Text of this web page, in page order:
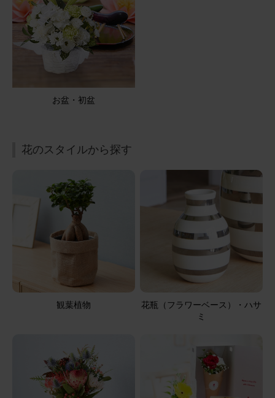
写真で見るよりボリュームもあり満足です。
アレンジメント(黄色) Mサイズ
50代
お誕生日のプレゼントに、色指定でお願いしました。１２
月のお誕生日に、クリスマスカラーも添えていただき、季
節感のある素敵なアレンジ。お相手にも喜んでいただき良
かったです。
アレンジメント(黄)Sサイズ Happy Birthdayバルーン付き
2025/08/21
自宅用
2025/08/12
お盆・初盆
花のスタイルから探す
観葉植物
花瓶（フラワーベース）・ハサ
ミ